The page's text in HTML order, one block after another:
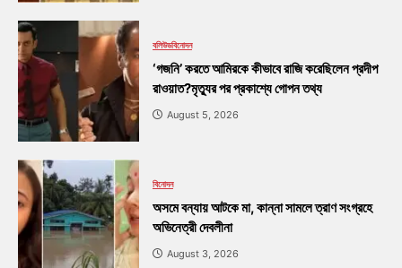
বলিউডবিনোদন
‘গজনি’ করতে আমিরকে কীভাবে রাজি করেছিলেন প্রদীপ
রাওয়াত?মৃত্যুর পর প্রকাশ্যে গোপন তথ্য
August 5, 2026
বিনোদন
অসমে বন্যায় আটকে মা, কান্না সামলে ত্রাণ সংগ্রহে
অভিনেত্রী দেবলীনা
August 3, 2026